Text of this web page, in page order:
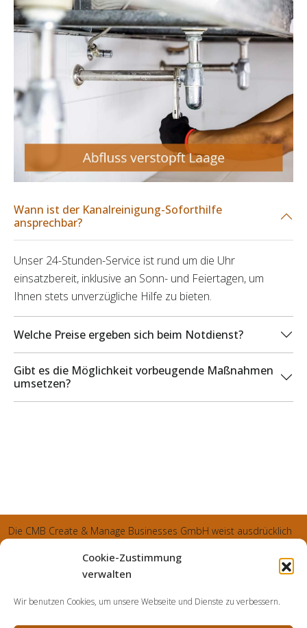
Cookie-Zustimmung
verwalten
Wir benutzen Cookies, um unsere Webseite und Dienste zu verbessern.
Wann ist der Kanalreinigung-Soforthilfe
ansprechbar?
Unser 24-Stunden-Service ist rund um die Uhr
einsatzbereit, inklusive an Sonn- und Feiertagen, um
Ihnen stets unverzügliche Hilfe zu bieten.
Welche Preise ergeben sich beim Notdienst?
Gibt es die Möglichkeit vorbeugende Maßnahmen
umsetzen?
Die CMB Create & Manage Businesses GmbH weist ausdrücklich
und sämtliche generierte Aufträge an die SecuPart GmbH
weist nachdrücklich darauf hin, dass wir in manchen Ortschaften